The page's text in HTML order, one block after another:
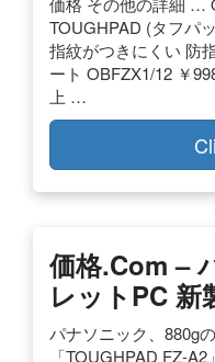
TOUGHPAD (タフパ
指紋がつきにくい 防
ート OBFZX1/12 ￥
上 …
価格.com –
レットPC 新
パナソニック、880g
「TOUGHPAD FZ-